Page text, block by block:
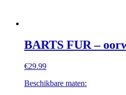
BARTS FUR –
€29.99
Beschikbare maten: